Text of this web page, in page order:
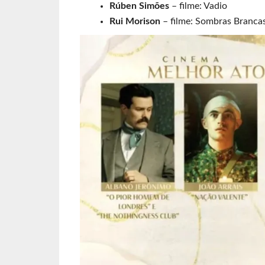
Rúben Simões– filme: Vadio
Rui Morison – filme: Sombras